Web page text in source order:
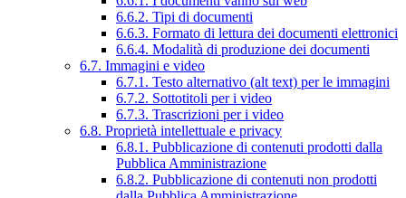
6.6.2. Tipi di documenti
6.6.3. Formato di lettura dei documenti elettronici
6.6.4. Modalità di produzione dei documenti
6.7. Immagini e video
6.7.1. Testo alternativo (alt text) per le immagini
6.7.2. Sottotitoli per i video
6.7.3. Trascrizioni per i video
6.8. Proprietà intellettuale e privacy
6.8.1. Pubblicazione di contenuti prodotti dalla
Pubblica Amministrazione
6.8.2. Pubblicazione di contenuti non prodotti